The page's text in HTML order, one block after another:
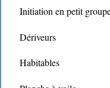
Initiation en petit
Dériveurs
Habitables